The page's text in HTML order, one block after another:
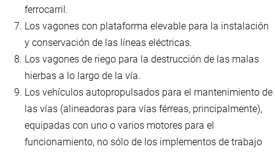
ferrocarril.
Los vagones con plataforma elevable para la instalación
y conservación de las líneas eléctricas.
Los vagones de riego para la destrucción de las malas
hierbas a lo largo de la vía.
Los vehículos autopropulsados para el mantenimiento de
las vías (alineadoras para vías férreas, principalmente),
equipadas con uno o varios motores para el
funcionamiento, no sólo de los implementos de trabajo